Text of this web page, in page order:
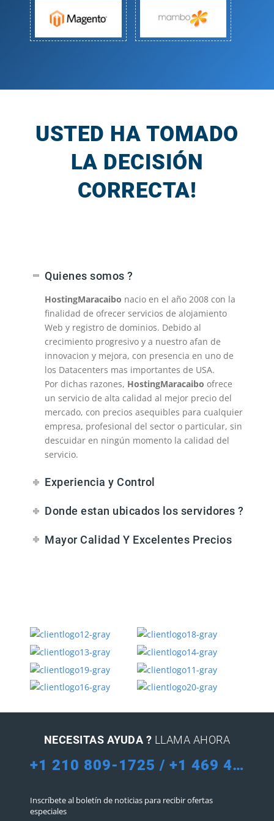
USTED HA TOMADO
LA DECISIÓN
CORRECTA!
Quienes somos ?
HostingMaracaibo nacio en el año 2008 con la
finalidad de ofrecer servicios de alojamiento
Web y registro de dominios. Debido al
crecimiento progresivo y a nuestro afan de
innovacion y mejora, con presencia en uno de
los Datacenters mas importantes de USA.
Por dichas razones, HostingMaracaibo ofrece
un servicio de alta calidad al mejor precio del
mercado, con precios asequibles para cualquier
empresa, profesional del sector o particular, sin
descuidar en ningún momento la calidad del
servicio.
Experiencia y Control
Donde estan ubicados los servidores ?
Mayor Calidad Y Excelentes Precios
NECESITAS AYUDA ? LLAMA AHORA
+1 210 809-1725 / +1 469 455-6099
Inscríbete al boletín de noticias para recibir ofertas
especiales